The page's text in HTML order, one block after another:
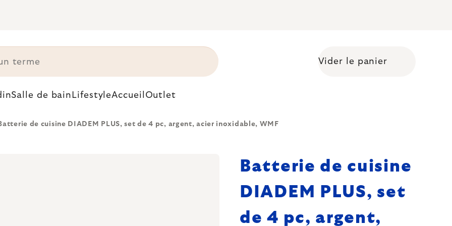
Shopping cart
Vider le panier
Salle de bain LifestyleAccueil Outlet
de cuisine DIADEM PLUS, set de 4 pc, argent, acier inoxidable, WMF
Batterie de cuisine
DIADEM PLUS, set
de 4 pc, argent,